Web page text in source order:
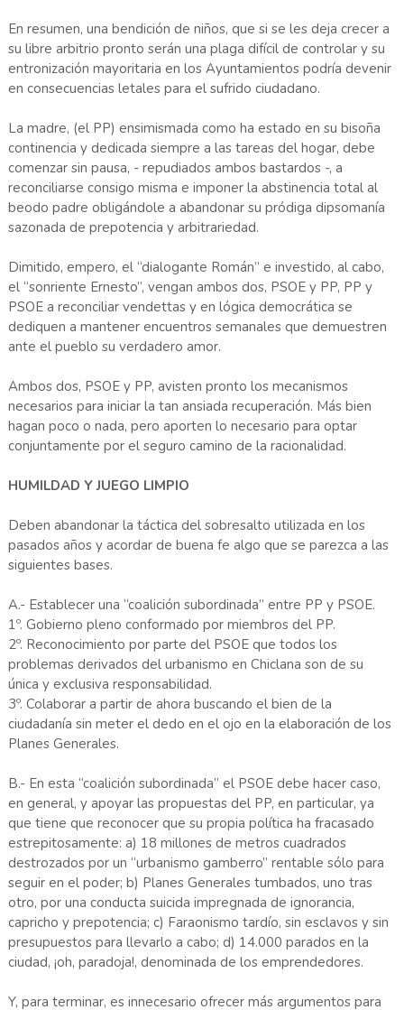
En resumen, una bendición de niños, que si se les deja crecer a
su libre arbitrio pronto serán una plaga difícil de controlar y su
entronización mayoritaria en los Ayuntamientos podría devenir
en consecuencias letales para el sufrido ciudadano.
La madre, (el PP) ensimismada como ha estado en su bisoña
continencia y dedicada siempre a las tareas del hogar, debe
comenzar sin pausa, - repudiados ambos bastardos -, a
reconciliarse consigo misma e imponer la abstinencia total al
beodo padre obligándole a abandonar su pródiga dipsomanía
sazonada de prepotencia y arbitrariedad.
Dimitido, empero, el “dialogante Román” e investido, al cabo,
el “sonriente Ernesto”, vengan ambos dos, PSOE y PP, PP y
PSOE a reconciliar vendettas y en lógica democrática se
dediquen a mantener encuentros semanales que demuestren
ante el pueblo su verdadero amor.
Ambos dos, PSOE y PP, avisten pronto los mecanismos
necesarios para iniciar la tan ansiada recuperación. Más bien
hagan poco o nada, pero aporten lo necesario para optar
conjuntamente por el seguro camino de la racionalidad.
HUMILDAD Y JUEGO LIMPIO
Deben abandonar la táctica del sobresalto utilizada en los
pasados años y acordar de buena fe algo que se parezca a las
siguientes bases.
A.- Establecer una “coalición subordinada” entre PP y PSOE.
1º. Gobierno pleno conformado por miembros del PP.
2º. Reconocimiento por parte del PSOE que todos los
problemas derivados del urbanismo en Chiclana son de su
única y exclusiva responsabilidad.
3º. Colaborar a partir de ahora buscando el bien de la
ciudadanía sin meter el dedo en el ojo en la elaboración de los
Planes Generales.
B.- En esta “coalición subordinada” el PSOE debe hacer caso,
en general, y apoyar las propuestas del PP, en particular, ya
que tiene que reconocer que su propia política ha fracasado
estrepitosamente: a) 18 millones de metros cuadrados
destrozados por un “urbanismo gamberro” rentable sólo para
seguir en el poder; b) Planes Generales tumbados, uno tras
otro, por una conducta suicida impregnada de ignorancia,
capricho y prepotencia; c) Faraonismo tardío, sin esclavos y sin
presupuestos para llevarlo a cabo; d) 14.000 parados en la
ciudad, ¡oh, paradoja!, denominada de los emprendedores.
Y, para terminar, es innecesario ofrecer más argumentos para